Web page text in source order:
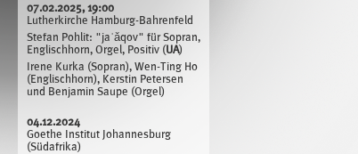
07.02.2025, 19:00
Lutherkirche Hamburg-Bahrenfeld
Stefan Pohlit: "jaʿǎqov" für Sopran,
Englischhorn, Orgel, Positiv (UA)
Irene Kurka (Sopran), Wen-Ting Ho
(Englischhorn), Kerstin Petersen
und Benjamin Saupe (Orgel)
04.12.2024
Goethe Institut Johannesburg
(Südafrika)